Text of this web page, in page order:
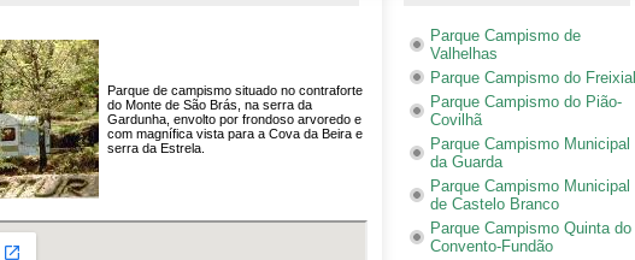
Parque de campismo situado no contraforte
do Monte de São Brás, na serra da
Gardunha, envolto por frondoso arvoredo e
com magnífica vista para a Cova da Beira e
serra da Estrela.
Parque Campismo de
Valhelhas
Parque Campismo do Freixial
Parque Campismo do Pião-
Covilhã
Parque Campismo Municipal
da Guarda
Parque Campismo Municipal
de Castelo Branco
Parque Campismo Quinta do
Convento-Fundão